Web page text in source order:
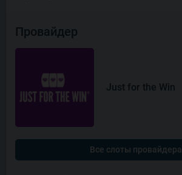
Провайдер
Just for the Win
Все слоты провайдера